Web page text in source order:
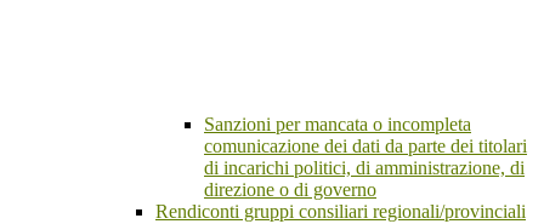
Sanzioni per mancata o incompleta
comunicazione dei dati da parte dei titolari
di incarichi politici, di amministrazione, di
direzione o di governo
Rendiconti gruppi consiliari regionali/provinciali